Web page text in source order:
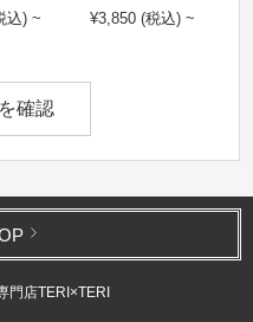
込) ~
¥3,850 (税込) ~
確認
門店TERI×TERI